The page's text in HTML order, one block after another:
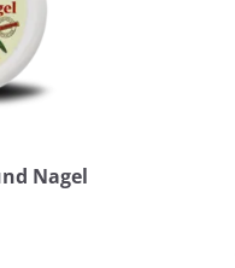
Nagel